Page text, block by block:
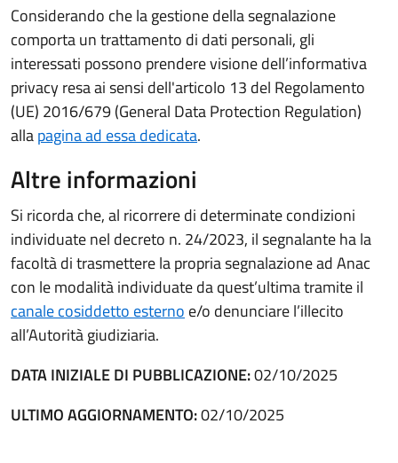
Considerando che la gestione della segnalazione
comporta un trattamento di dati personali, gli
interessati possono prendere visione dell’informativa
privacy resa ai sensi dell'articolo 13 del Regolamento
(UE) 2016/679 (General Data Protection Regulation)
allapagina ad essa dedicata.
Altre informazioni
Si ricorda che, al ricorrere di determinate condizioni
individuate nel decreto n. 24/2023, il segnalante ha la
facoltà di trasmettere la propria segnalazione ad Anac
con le modalità individuate da quest’ultima tramite il
canale cosiddetto esterno e/o denunciare l’illecito
all’Autorità giudiziaria.
DATA INIZIALE DI PUBBLICAZIONE:02/10/2025
ULTIMO AGGIORNAMENTO:02/10/2025